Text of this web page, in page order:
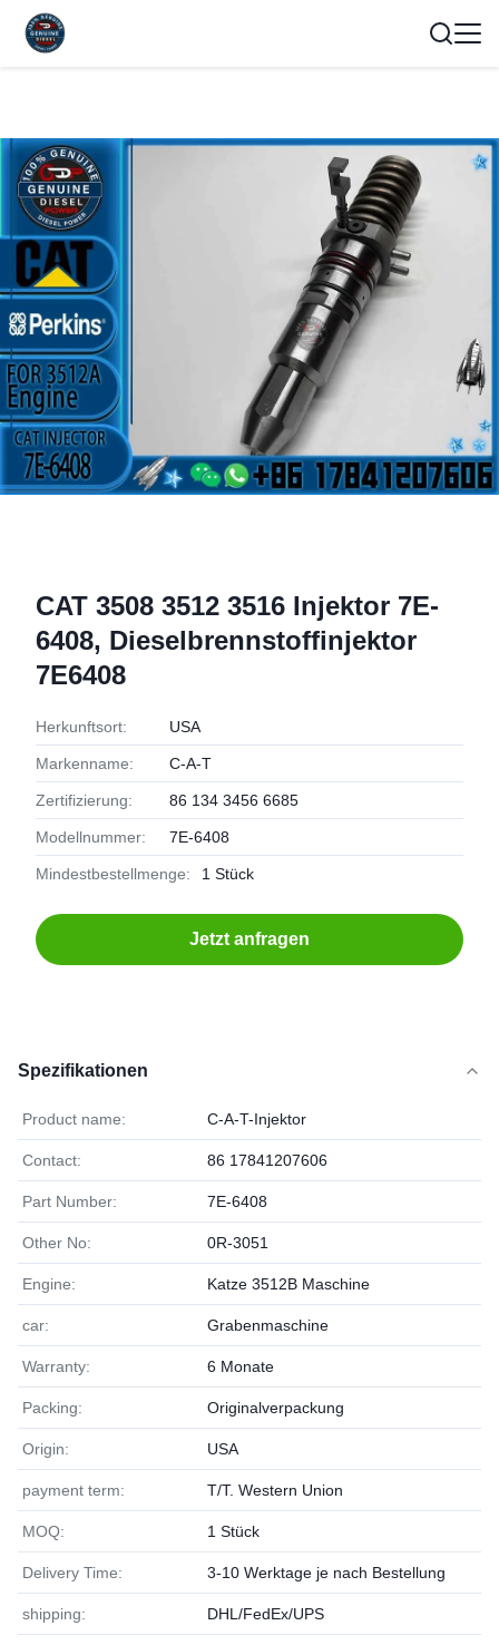
CAT 3508 3512 3516 Injektor 7E-
6408, Dieselbrennstoffinjektor
7E6408
Herkunftsort: USA
Markenname: C-A-T
Zertifizierung: 86 134 3456 6685
Modellnummer: 7E-6408
Mindestbestellmenge: 1 Stück
Jetzt anfragen
Spezifikationen
Product name: C-A-T-Injektor
Contact: 86 17841207606
Part Number: 7E-6408
Other No: 0R-3051
Engine: Katze 3512B Maschine
car: Grabenmaschine
Warranty: 6 Monate
Packing: Originalverpackung
Origin: USA
payment term: T/T. Western Union
MOQ: 1 Stück
Delivery Time: 3-10 Werktage je nach Bestellung
shipping: DHL/FedEx/UPS